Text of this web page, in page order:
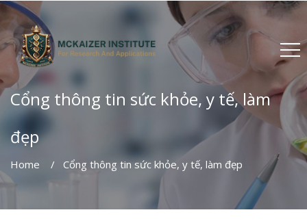
Cổng thông tin sức khỏe, y tế, làm
đẹp
Home Cổng thông tin sức khỏe, y tế, làm đẹp